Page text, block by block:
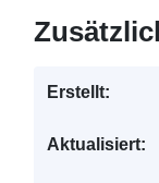
Erstellt:
Aktualisiert: